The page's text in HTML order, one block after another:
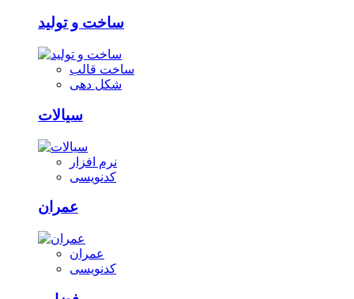
ساخت و تولید
ساخت قالب
شکل دهی
سیالات
نرم افزار
کدنویسی
عمران
عمران
کدنویسی